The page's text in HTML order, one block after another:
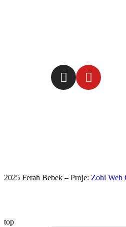
2025 Ferah Bebek – Proje: Zohi Web
top